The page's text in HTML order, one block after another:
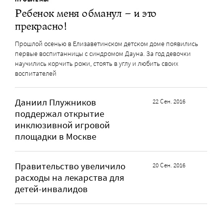
Ребенок меня обманул – и это
прекрасно!
Прошлой осенью в Елизаветинском детском доме появились
первые воспитанницы с синдромом Дауна. За год девочки
научились корчить рожи, стоять в углу и любить своих
воспитателей
Даниил Плужников
поддержал открытие
инклюзивной игровой
площадки в Москве
22 Сен. 2016
Правительство увеличило
расходы на лекарства для
детей-инвалидов
20 Сен. 2016